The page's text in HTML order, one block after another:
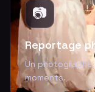
📷
Reportage
Un
moments.